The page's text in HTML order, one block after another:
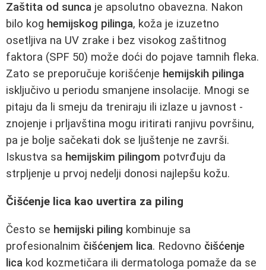
Zaštita od sunca je apsolutno obavezna. Nakon
bilo kog hemijskog pilinga, koža je izuzetno
osetljiva na UV zrake i bez visokog zaštitnog
faktora (SPF 50) može doći do pojave tamnih fleka.
Zato se preporučuje korišćenje hemijskih pilinga
isključivo u periodu smanjene insolacije. Mnogi se
pitaju da li smeju da treniraju ili izlaze u javnost -
znojenje i prljavština mogu iritirati ranjivu površinu,
pa je bolje sačekati dok se ljuštenje ne završi.
Iskustva sa hemijskim pilingom potvrđuju da
strpljenje u prvoj nedelji donosi najlepšu kožu.
Čišćenje lica kao uvertira za piling
Često se hemijski piling kombinuje sa
profesionalnim čišćenjem lica. Redovno čišćenje
lica kod kozmetičara ili dermatologa pomaže da se